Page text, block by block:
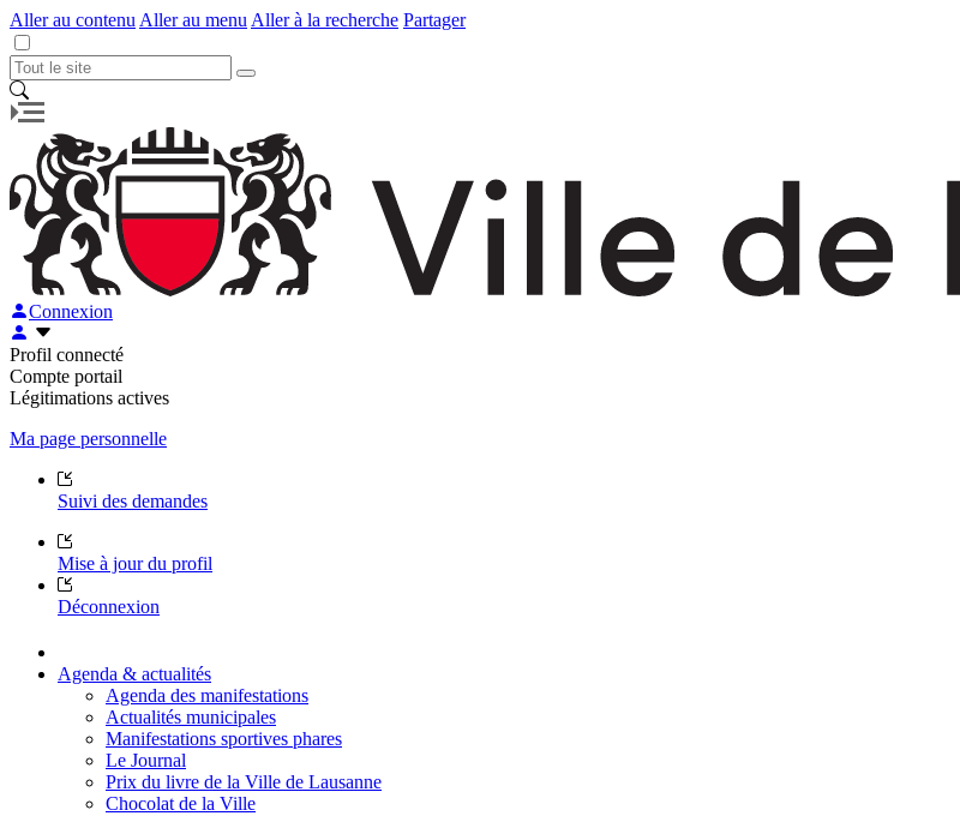
Aller au contenu Aller au menu Aller à la recherche Partager
Connexion
Profil connecté
Compte portail
Légitimations actives
Ma page personnelle
Suivi des demandes
Mise à jour du profil
Déconnexion
Agenda & actualités
Agenda des manifestations
Actualités municipales
Manifestations sportives phares
Le Journal
Prix du livre de la Ville de Lausanne
Chocolat de la Ville